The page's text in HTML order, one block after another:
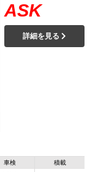
ASK
詳細を見る
車検 積載